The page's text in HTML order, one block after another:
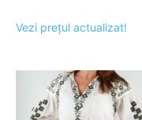
Vezi prețul actualizat!